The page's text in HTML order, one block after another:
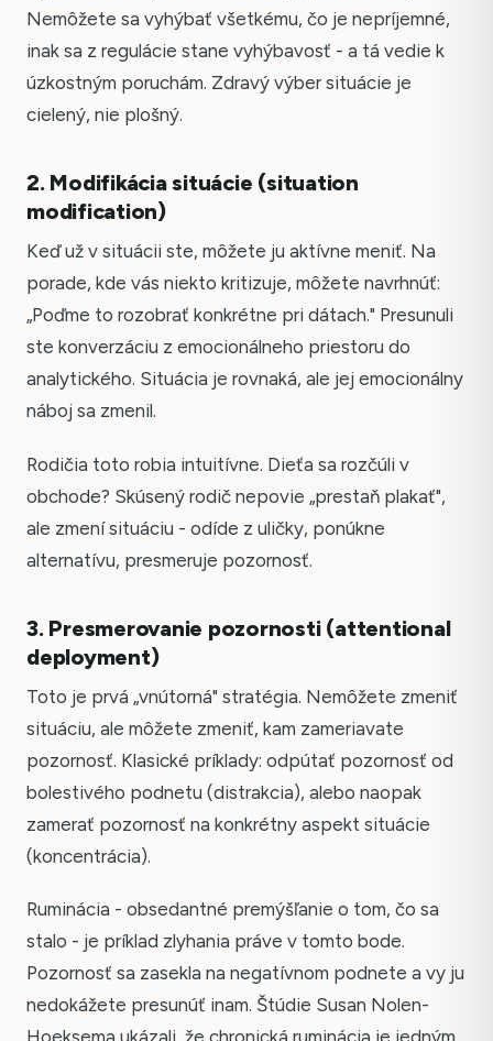
Nemôžete sa vyhýbať všetkému, čo je nepríjemné,
inak sa z regulácie stane vyhýbavosť - a tá vedie k
úzkostným poruchám. Zdravý výber situácie je
cielený, nie plošný.
2. Modifikácia situácie (situation
modification)
Keď už v situácii ste, môžete ju aktívne meniť. Na
porade, kde vás niekto kritizuje, môžete navrhnúť:
„Poďme to rozobrať konkrétne pri dátach." Presunuli
ste konverzáciu z emocionálneho priestoru do
analytického. Situácia je rovnaká, ale jej emocionálny
náboj sa zmenil.
Rodičia toto robia intuitívne. Dieťa sa rozčúli v
obchode? Skúsený rodič nepovie „prestaň plakať",
ale zmení situáciu - odíde z uličky, ponúkne
alternatívu, presmeruje pozornosť.
3. Presmerovanie pozornosti (attentional
deployment)
Toto je prvá „vnútorná" stratégia. Nemôžete zmeniť
situáciu, ale môžete zmeniť, kam zameriavate
pozornosť. Klasické príklady: odpútať pozornosť od
bolestivého podnetu (distrakcia), alebo naopak
zamerať pozornosť na konkrétny aspekt situácie
(koncentrácia).
Ruminácia - obsedantné premýšľanie o tom, čo sa
stalo - je príklad zlyhania práve v tomto bode.
Pozornosť sa zasekla na negatívnom podnete a vy ju
nedokážete presunúť inam. Štúdie Susan Nolen-